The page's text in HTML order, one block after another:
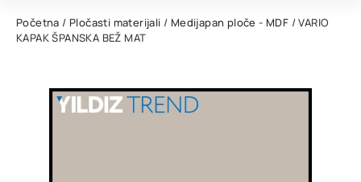
Početna / Pločasti materijali / Medijapan ploče - MDF / VARIO
KAPAK ŠPANSKA BEŽ MAT